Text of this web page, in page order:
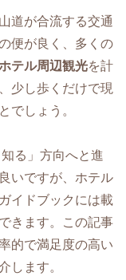
道が合流する交通
便が良く、多くの
テル周辺観光を計
少し歩くだけで現
でしょう。
る」方向へと進
いですが、ホテル
イドブックには載
きます。この記事
的で満足度の高い
します。